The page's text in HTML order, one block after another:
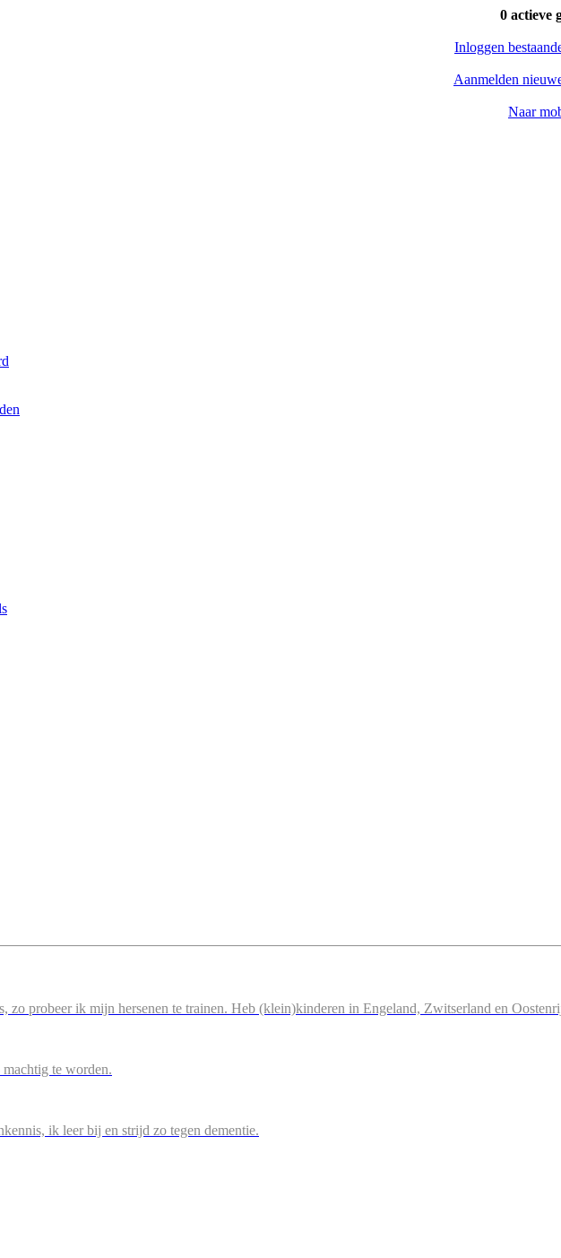
0 actieve
Inloggen
Aanmelden
Naar
zo probeer ik mijn hersenen te trainen. Heb (klein)kinderen in Engeland, Zwitserland en
te worden.
ik leer bij en strijd zo tegen dementie.